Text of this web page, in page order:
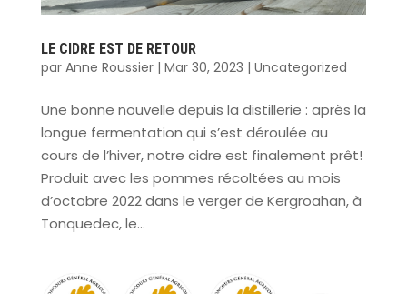
LE CIDRE EST DE RETOUR
par Anne Roussier| Mar 30, 2023 | Uncategorized
Une bonne nouvelle depuis la distillerie : après la
longue fermentation qui s’est déroulée au
cours de l’hiver, notre cidre est finalement prêt!
Produit avec les pommes récoltées au mois
d’octobre 2022 dans le verger de Kergroahan, à
Tonquedec, le...